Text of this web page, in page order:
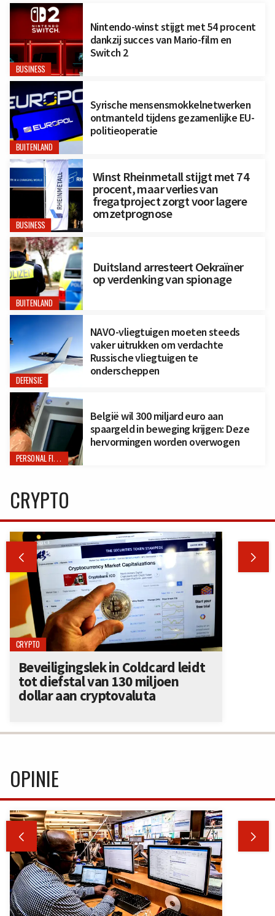
BUSINESS
Nintendo-winst stijgt met 54 procent
dankzij succes van Mario-film en
Switch 2
BUITENLAND
Syrische mensensmokkelnetwerken
ontmanteld tijdens gezamenlijke EU-
politieoperatie
BUSINESS
Winst Rheinmetall stijgt met 74
procent, maar verlies van
fregatproject zorgt voor lagere
omzetprognose
BUITENLAND
Duitsland arresteert Oekraïner
op verdenking van spionage
DEFENSIE
NAVO-vliegtuigen moeten steeds
vaker uitrukken om verdachte
Russische vliegtuigen te
onderscheppen
PERSONAL FINANCE
België wil 300 miljard euro aan
spaargeld in beweging krijgen: Deze
hervormingen worden overwogen
CRYPTO
 
CRYPTO
Beveiligingslek in Coldcard leidt
tot diefstal van 130 miljoen
dollar aan cryptovaluta
OPINIE
 